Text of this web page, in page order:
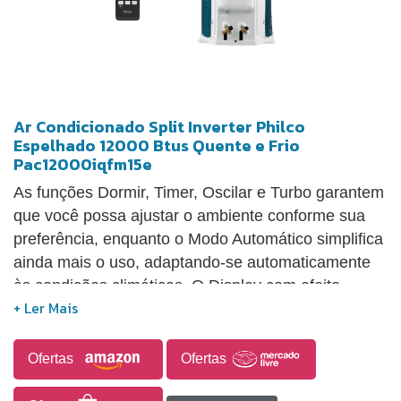
vírus presentes no ar, incluindo a poeira mais fina.
Ar Condicionado Split Inverter Philco
Espelhado 12000 Btus Quente e Frio
Pac12000iqfm15e
As funções Dormir, Timer, Oscilar e Turbo garantem
que você possa ajustar o ambiente conforme sua
preferência, enquanto o Modo Automático simplifica
ainda mais o uso, adaptando-se automaticamente
às condições climáticas. O Display com efeito
invisível agrega sofisticação ao design, mantendo o
Display de cristal líquido torna a operação intuitiva e
fácil, proporcionando um controle total sobre as
Ofertas Ofertas